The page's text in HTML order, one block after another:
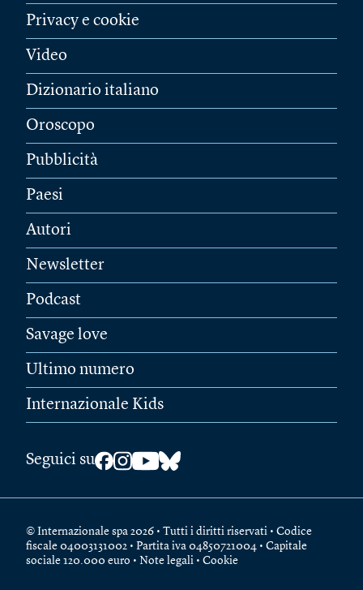
Privacy e cookie
Video
Dizionario italiano
Oroscopo
Pubblicità
Paesi
Autori
Newsletter
Podcast
Savage love
Ultimo numero
Internazionale Kids
Seguici su
© Internazionale spa 2026 • Tutti i diritti riservati • Codice
fiscale 04003131002 • Partita iva 04850721004 • Capitale
sociale 120.000 euro • Note legali • Cookie